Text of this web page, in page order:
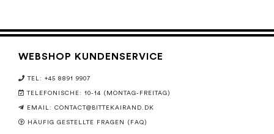
WEBSHOP KUNDENSERVICE
TEL: +45 8891 9907
TELEFONISCHE: 10-14 (MONTAG-FREITAG)
EMAIL: CONTACT@BITTEKAIRAND.DK
HÄUFIG GESTELLTE FRAGEN (FAQ)